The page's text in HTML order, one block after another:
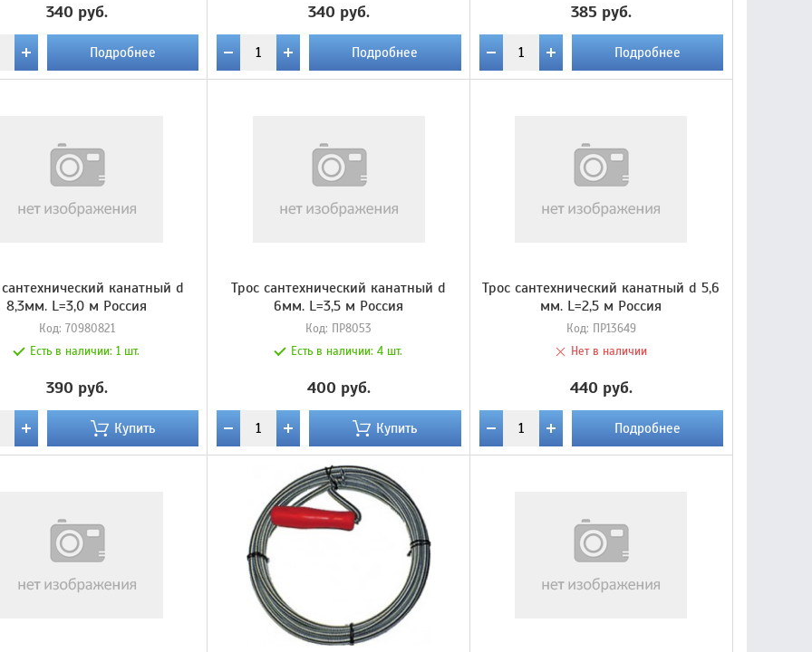
340 руб.
Подробнее
340 руб.
Подробнее
385 руб.
Подробнее
канатный d
8,3мм. L=3,0 м Россия
Код: 70980821
Есть в наличии:1 шт.
390 руб.
Купить
Трос сантехнический канатный d
6мм. L=3,5 м Россия
Код: ПР8053
Есть в наличии:4 шт.
400 руб.
Купить
Трос сантехнический канатный d 5,6
мм. L=2,5 м Россия
Код: ПР13649
Нет в наличии
440 руб.
Подробнее